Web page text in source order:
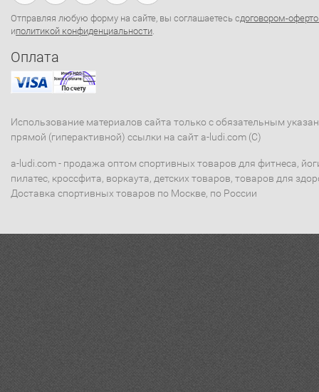
Отправляя любую форму на сайте, вы соглашаетесь сдоговором-
иполитикой конфиденциальности.
Оплата
Использование материалов сайта только с обязательным
прямой (гиперактивной) ссылки на сайт a-ludi.com (C)
a-ludi.com - продажа оптом спортивных товаров для фитнеса,
пилатес, кроссфита, воркаута, детских товаров, товаров для
Доставка спортивных товаров по Москве, по России